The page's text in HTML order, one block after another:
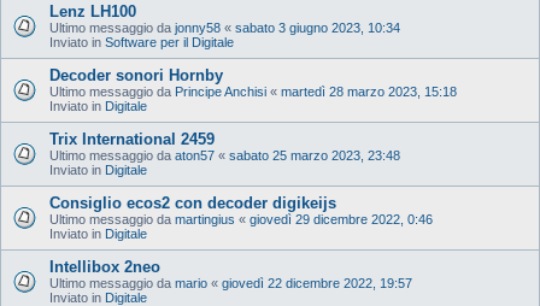
Lenz LH100
Ultimo messaggio da jonny58 « sabato 3 giugno 2023, 10:34
Inviato in Software per il Digitale
Decoder sonori Hornby
Ultimo messaggio da Principe Anchisi « martedì 28 marzo 2023, 15:18
Inviato in Digitale
Trix International 2459
Ultimo messaggio da aton57 « sabato 25 marzo 2023, 23:48
Inviato in Digitale
Consiglio ecos2 con decoder digikeijs
Ultimo messaggio da martingius « giovedì 29 dicembre 2022, 0:46
Inviato in Digitale
Intellibox 2neo
Ultimo messaggio da mario « giovedì 22 dicembre 2022, 19:57
Inviato in Digitale